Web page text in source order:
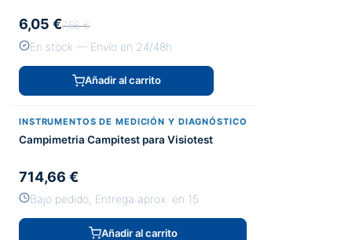
6,05 €7,56 €
En stock — Envío en 24/48h
Añadir al carrito
INSTRUMENTOS DE MEDICIÓN Y DIAGNÓSTICO
Campimetria Campitest para Visiotest
714,66 €
Bajo pedido, Entrega aprox. en 15
Añadir al carrito